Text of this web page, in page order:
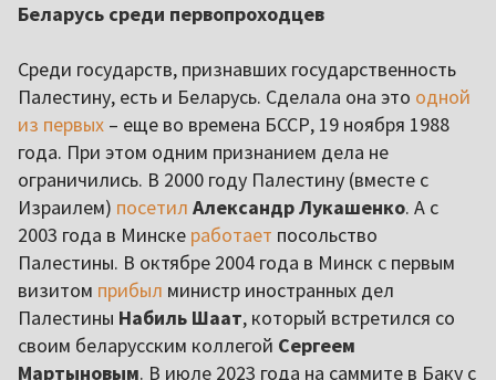
Беларусь среди первопроходцев
Среди государств, признавших государственность
Палестину, есть и Беларусь. Сделала она это одной
из первых – еще во времена БССР, 19 ноября 1988
года. При этом одним признанием дела не
ограничились. В 2000 году Палестину (вместе с
Израилем) посетил Александр Лукашенко. А с
2003 года в Минске работает посольство
Палестины. В октябре 2004 года в Минск с первым
визитом прибыл министр иностранных дел
Палестины Набиль Шаат, который встретился со
своим беларусским коллегой Сергеем
Мартыновым. В июле 2023 года на саммите в Баку с